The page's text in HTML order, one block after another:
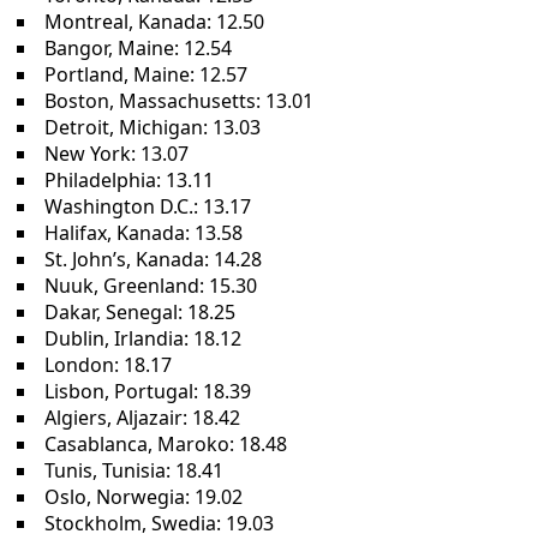
Montreal, Kanada: 12.50
Bangor, Maine: 12.54
Portland, Maine: 12.57
Boston, Massachusetts: 13.01
Detroit, Michigan: 13.03
New York: 13.07
Philadelphia: 13.11
Washington D.C.: 13.17
Halifax, Kanada: 13.58
St. John’s, Kanada: 14.28
Nuuk, Greenland: 15.30
Dakar, Senegal: 18.25
Dublin, Irlandia: 18.12
London: 18.17
Lisbon, Portugal: 18.39
Algiers, Aljazair: 18.42
Casablanca, Maroko: 18.48
Tunis, Tunisia: 18.41
Oslo, Norwegia: 19.02
Stockholm, Swedia: 19.03